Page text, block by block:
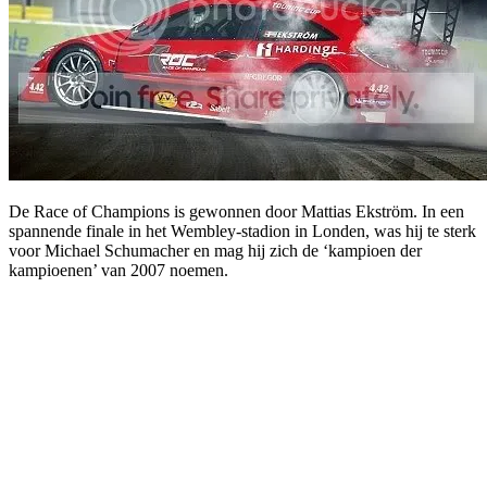
De Race of Champions is gewonnen door Mattias Ekström. In een
spannende finale in het Wembley-stadion in Londen, was hij te sterk
voor Michael Schumacher en mag hij zich de ‘kampioen der
kampioenen’ van 2007 noemen.